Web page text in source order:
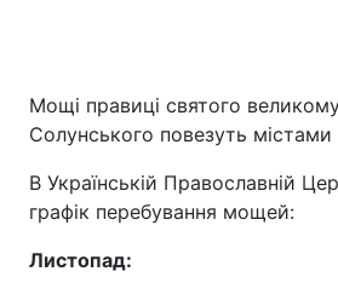
Мощі правиці святого
Солунського повезуть містами
В Українській Православній
графік перебування мощей:
Листопад: